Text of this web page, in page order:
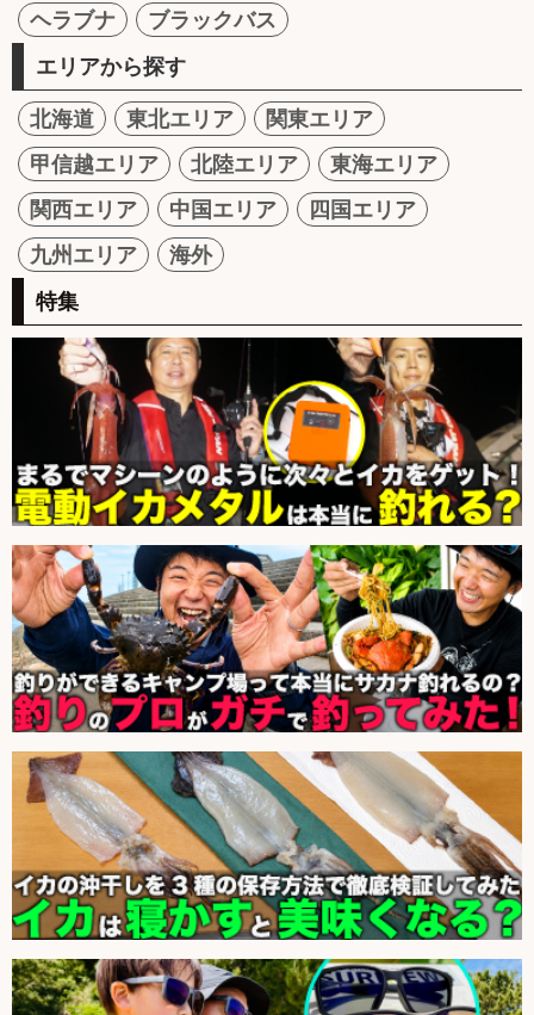
ヘラブナ
ブラックバス
エリアから探す
北海道 東北エリア
関東エリア
甲信越エリア
北陸エリア
東海エリア
関西エリア
中国エリア
四国エリア
九州エリア
海外
特集